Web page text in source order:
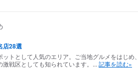
店28選
トとして人気のエリア。ご当地グルメをはじめ、
戦区としても知られています。... 記事を読む»